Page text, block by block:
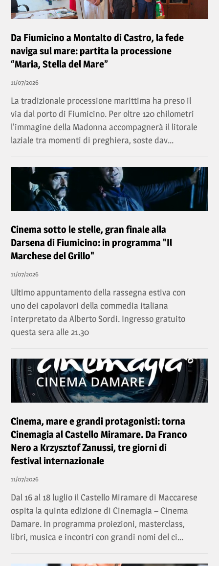
Da Fiumicino a Montalto di Castro, la fede
naviga sul mare: partita la processione
“Maria, Stella del Mare”
11/07/2026
La tradizionale processione marittima ha preso il
via dal porto di Fiumicino. Per oltre 120 chilometri
l'immagine della Madonna accompagnerà il litorale
laziale tra momenti di preghiera, soste dav...
Cinema sotto le stelle, gran finale alla
Darsena di Fiumicino: in programma "Il
Marchese del Grillo"
11/07/2026
Ultimo appuntamento della rassegna estiva con
uno dei capolavori della commedia italiana
interpretato da Alberto Sordi. Ingresso gratuito
questa sera alle 21.30
Cinema, mare e grandi protagonisti: torna
Cinemagia al Castello Miramare. Da Franco
Nero a Krzysztof Zanussi, tre giorni di
festival internazionale
11/07/2026
Dal 16 al 18 luglio il Castello Miramare di Maccarese
ospita la quinta edizione di Cinemagia – Cinema
Damare. In programma proiezioni, masterclass,
libri, musica e incontri con grandi nomi del ci...